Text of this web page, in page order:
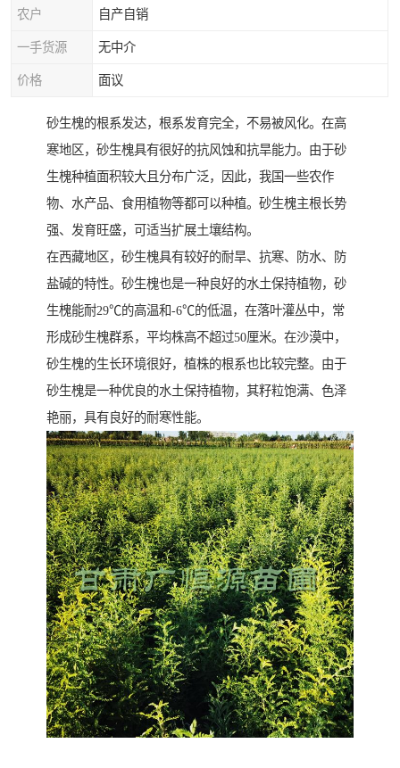
农户 自产自销
一手货源 无中介
价格 面议
砂生槐的根系发达，根系发育完全，不易被风化。在高
寒地区，砂生槐具有很好的抗风蚀和抗旱能力。由于砂
生槐种植面积较大且分布广泛，因此，我国一些农作
物、水产品、食用植物等都可以种植。砂生槐主根长势
强、发育旺盛，可适当扩展土壤结构。
在西藏地区，砂生槐具有较好的耐旱、抗寒、防水、防
盐碱的特性。砂生槐也是一种良好的水土保持植物，砂
生槐能耐29℃的高温和-6℃的低温，在落叶灌丛中，常
形成砂生槐群系，平均株高不超过50厘米。在沙漠中，
砂生槐的生长环境很好，植株的根系也比较完整。由于
砂生槐是一种优良的水土保持植物，其籽粒饱满、色泽
艳丽，具有良好的耐寒性能。